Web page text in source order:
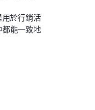
於行銷活
能一致地